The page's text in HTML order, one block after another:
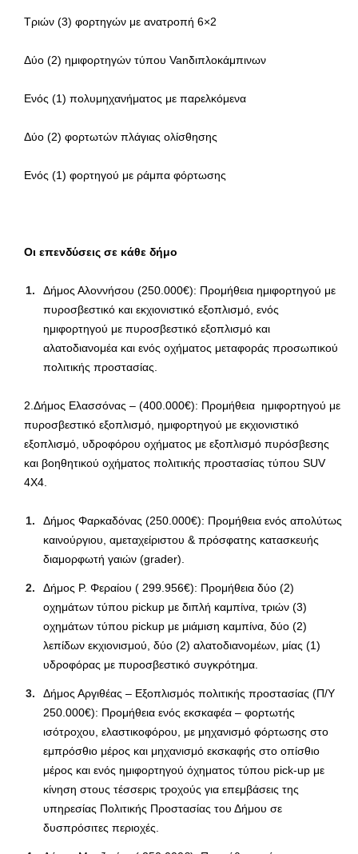
Τριών (3) φορτηγών με ανατροπή 6×2
Δύο (2) ημιφορτηγών τύπου Vanδιπλοκάμπινων
Ενός (1) πολυμηχανήματος με παρελκόμενα
Δύο (2) φορτωτών πλάγιας ολίσθησης
Ενός (1) φορτηγού με ράμπα φόρτωσης
Οι επενδύσεις σε κάθε δήμο
Δήμος Αλοννήσου (250.000€): Προμήθεια ημιφορτηγού με
πυροσβεστικό και εκχιονιστικό εξοπλισμό, ενός
ημιφορτηγού με πυροσβεστικό εξοπλισμό και
αλατοδιανομέα και ενός οχήματος μεταφοράς προσωπικού
πολιτικής προστασίας.
2.Δήμος Ελασσόνας – (400.000€): Προμήθεια ημιφορτηγού με
πυροσβεστικό εξοπλισμό, ημιφορτηγού με εκχιονιστικό
εξοπλισμό, υδροφόρου οχήματος με εξοπλισμό πυρόσβεσης
και βοηθητικού οχήματος πολιτικής προστασίας τύπου SUV
4X4.
Δήμος Φαρκαδόνας (250.000€): Προμήθεια ενός απολύτως
καινούργιου, αμεταχείριστου & πρόσφατης κατασκευής
διαμορφωτή γαιών (grader).
Δήμος Ρ. Φεραίου ( 299.956€): Προμήθεια δύο (2)
οχημάτων τύπου pickup με διπλή καμπίνα, τριών (3)
οχημάτων τύπου pickup με μιάμιση καμπίνα, δύο (2)
λεπίδων εκχιονισμού, δύο (2) αλατοδιανομέων, μίας (1)
υδροφόρας με πυροσβεστικό συγκρότημα.
Δήμος Αργιθέας – Εξοπλισμός πολιτικής προστασίας (Π/Υ
250.000€): Προμήθεια ενός εκσκαφέα – φορτωτής
ισότροχου, ελαστικοφόρου, με μηχανισμό φόρτωσης στο
εμπρόσθιο μέρος και μηχανισμό εκσκαφής στο οπίσθιο
μέρος και ενός ημιφορτηγού όχηματος τύπου pick-up με
κίνηση στους τέσσερις τροχούς για επεμβάσεις της
υπηρεσίας Πολιτικής Προστασίας του Δήμου σε
δυσπρόσιτες περιοχές.